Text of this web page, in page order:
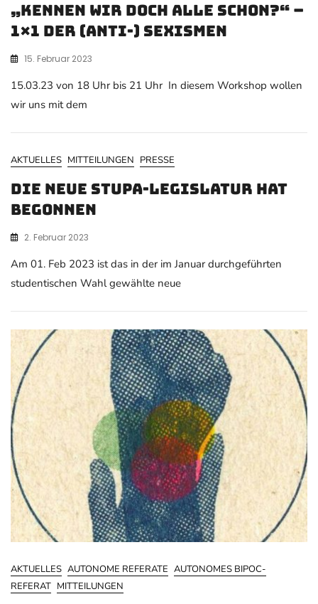
„Kennen wir doch alle schon?“ –
1×1 der (Anti-) Sexismen
15. Februar 2023
15.03.23 von 18 Uhr bis 21 Uhr In diesem Workshop wollen
wir uns mit dem
AKTUELLES MITTEILUNGEN PRESSE
Die neue StuPa-Legislatur hat
begonnen
2. Februar 2023
Am 01. Feb 2023 ist das in der im Januar durchgeführten
studentischen Wahl gewählte neue
AKTUELLES AUTONOME REFERATE AUTONOMES BIPOC-
REFERAT MITTEILUNGEN